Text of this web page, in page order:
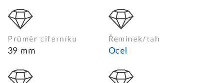
Průměr ciferníku
39 mm
Řemínek/tah
Ocel